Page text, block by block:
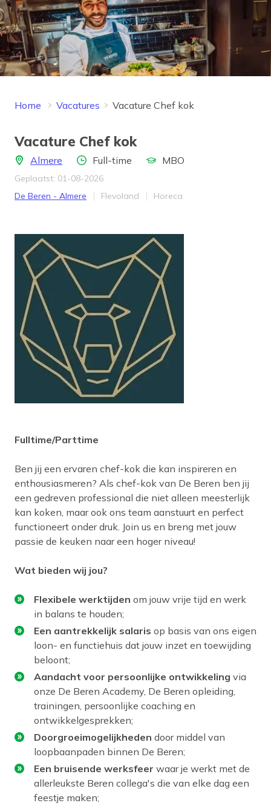
Home Vacatures Vacature Chef kok
Vacature Chef kok
LocatieAlmere Aantal uren
Full-time Opleidingsniveau
MBO
Geplaatst: 01-08-2026
Bedrijf
De Beren - Almere Provincie
Flevoland Werkveld
Horeca
Fulltime/Parttime
Ben jij een ervaren chef-kok die kan inspireren en
enthousiasmeren? Als chef-kok van De Beren ben jij
een gedreven professional die niet alleen meesterlijk
kan koken, maar ook ons team aanstuurt en perfect
functioneert onder druk. Join us en breng met jouw
passie de keuken naar een hoger niveau!
Wat bieden wij jou?
Flexibele werktijden om jouw vrije tijd en werk
in balans te houden;
Een aantrekkelijk salaris op basis van ons eigen
loon- en functiehuis dat jouw inzet en toewijding
beloont;
Aandacht voor persoonlijke ontwikkeling via
onze De Beren Academy, De Beren opleiding,
trainingen, persoonlijke coaching en
ontwikkelgesprekken;
Doorgroeimogelijkheden door middel van
loopbaanpaden binnen De Beren;
Een bruisende werksfeer waar je werkt met de
allerleukste Beren collega's die van elke dag een
feestje maken;